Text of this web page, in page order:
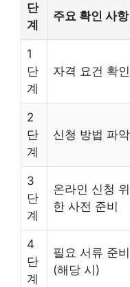
단
계
주요 확인 사항
1
단
계
자격 요건 확인
2
단
계
신청 방법 파악
3
단
계
온라인 신청 위
한 사전 준비
4
단
계
필요 서류 준비
(해당 시)